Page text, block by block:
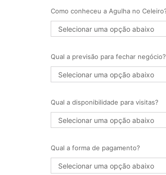
Como conheceu a Agulha no
Qual a previsão para fechar negócio?
Qual a disponibilidade para visitas?
Qual a forma de pagamento?